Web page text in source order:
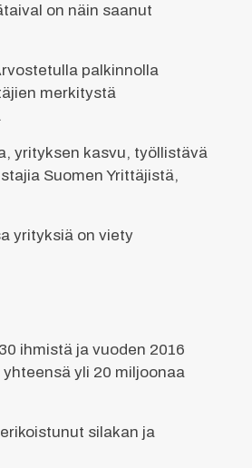
on näin saanut
palkinnolla
merkitystä
yrityksen kasvu, työllistävä
Suomen Yrittäjistä,
yrityksiä on viety
ihmistä ja vuoden 2016
yli 20 miljoonaa
silakan ja